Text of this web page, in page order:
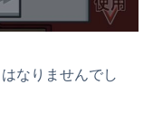
なりませんでし